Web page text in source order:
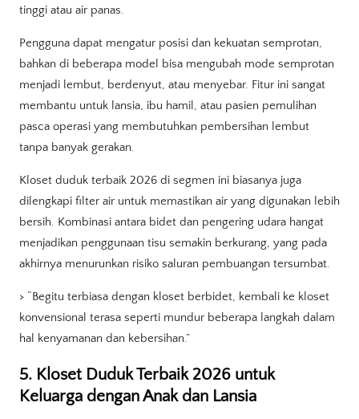
tinggi atau air panas.
Pengguna dapat mengatur posisi dan kekuatan semprotan,
bahkan di beberapa model bisa mengubah mode semprotan
menjadi lembut, berdenyut, atau menyebar. Fitur ini sangat
membantu untuk lansia, ibu hamil, atau pasien pemulihan
pasca operasi yang membutuhkan pembersihan lembut
tanpa banyak gerakan.
Kloset duduk terbaik 2026 di segmen ini biasanya juga
dilengkapi filter air untuk memastikan air yang digunakan lebih
bersih. Kombinasi antara bidet dan pengering udara hangat
menjadikan penggunaan tisu semakin berkurang, yang pada
akhirnya menurunkan risiko saluran pembuangan tersumbat.
> “Begitu terbiasa dengan kloset berbidet, kembali ke kloset
konvensional terasa seperti mundur beberapa langkah dalam
hal kenyamanan dan kebersihan.”
5. Kloset Duduk Terbaik 2026 untuk
Keluarga dengan Anak dan Lansia